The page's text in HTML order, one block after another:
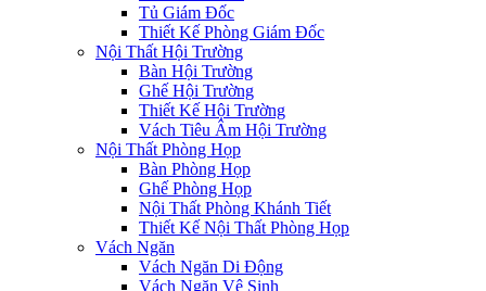
Tủ Giám Đốc
Thiết Kế Phòng Giám Đốc
Nội Thất Hội Trường
Bàn Hội Trường
Ghế Hội Trường
Thiết Kế Hội Trường
Vách Tiêu Âm Hội Trường
Nội Thất Phòng Họp
Bàn Phòng Họp
Ghế Phòng Họp
Nội Thất Phòng Khánh Tiết
Thiết Kế Nội Thất Phòng Họp
Vách Ngăn
Vách Ngăn Di Động
Vách Ngăn Vệ Sinh